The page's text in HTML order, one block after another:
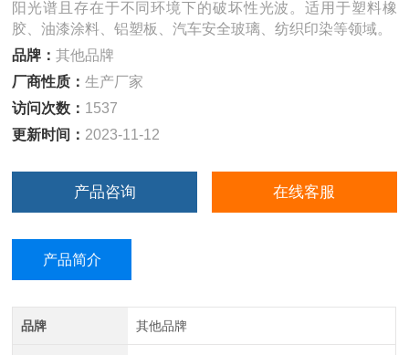
阳光谱且存在于不同环境下的破坏性光波。适用于塑料橡
胶、油漆涂料、铝塑板、汽车安全玻璃、纺织印染等领域。
品牌：其他品牌
厂商性质：生产厂家
访问次数： 1537
更新时间： 2023-11-12
产品咨询 在线客服
产品简介
品牌 其他品牌